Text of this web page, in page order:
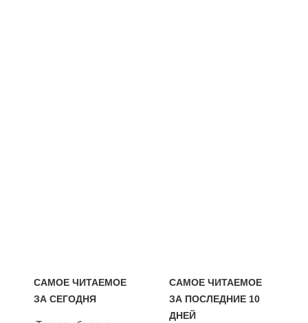
САМОЕ ЧИТАЕМОЕ
ЗА СЕГОДНЯ
САМОЕ ЧИТАЕМОЕ
ЗА ПОСЛЕДНИЕ 10
ДНЕЙ